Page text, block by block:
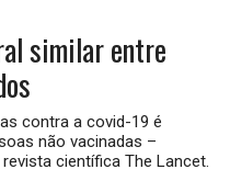
similar entre
contra a covid-19 é
não vacinadas –
científica The Lancet.